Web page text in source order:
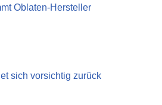
Oblaten-Hersteller
sich vorsichtig zurück